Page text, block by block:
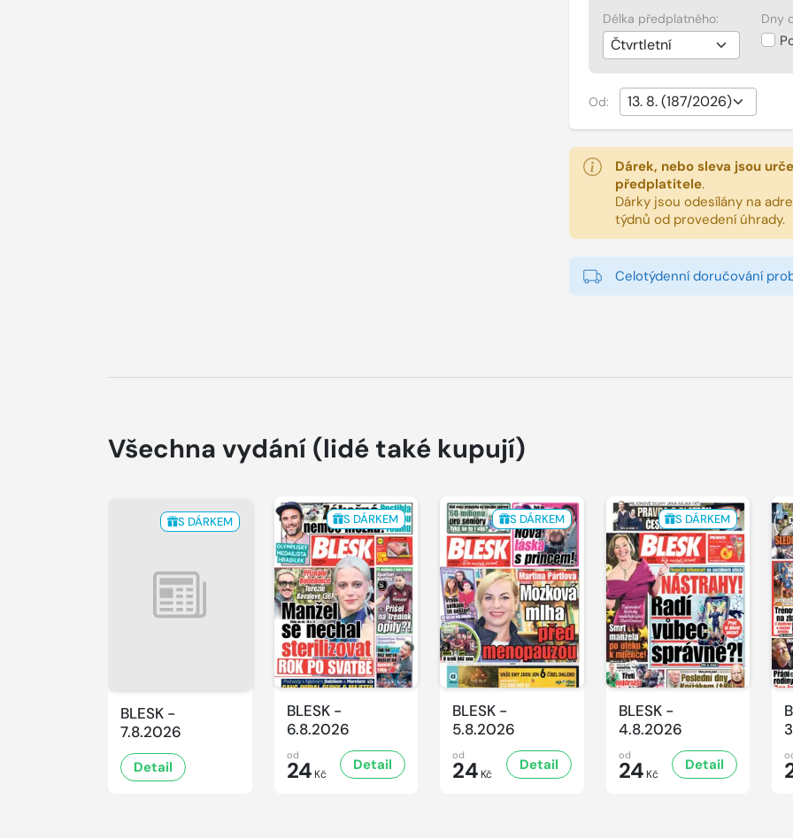
Délka předplatného: Dny
Od:
Dárek, nebo sleva jsou
předplatitele.
Dárky jsou odesílány na
týdnů od provedení úhrady.
Celotýdenní doručování
Všechna vydání (lidé také kupují)
S DÁRKEM
BLESK -
7.8.2026
Detail
S DÁRKEM
BLESK -
6.8.2026
od
24 Kč
Detail
S DÁRKEM
BLESK -
5.8.2026
od
24 Kč
Detail
S DÁRKEM
BLESK -
4.8.2026
od
24 Kč
Detail